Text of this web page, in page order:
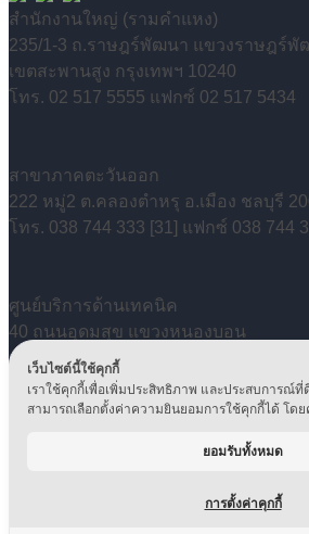
สำนักงานใหญ่ (รามคำแหง)
235/1-3 ถ.ราษฎร์พัฒนา แขวงราษฎร์พั
เขตสะพานสูง กรุงเทพฯ 10240
โทร. 02 517 5555 แฟกซ์ 02 517 5434
สาขาภาคตะวันออก
222 หมู่2 ต.คลองตำหรุ อ.เมือง ชลบุรี
โทร. 038 744 333 [31] แฟกซ์ 038 744
ศูนย์บริการด้านเทคนิค
40 ถนนอุดมสุข แขวงหนองบอน
เขตประเวศ กรุงเทพฯ 10250
โทร. 0 2399 5500 / 0 2746 6946-49
แฟกซ์ 02 746 6950
นโยบายสิทธิมนุษยชน|
เว็บไซต์นี้ใช้คุกกี้
เราใช้คุกกี้เพื่อเพิ่มประสิทธิภาพ และประสบการณ์
สามารถเลือกตั้งค่าความยินยอมการใช้คุกกี้ได้ โด
ยอมรับทั้งหมด
การตั้งค่าคุกกี้